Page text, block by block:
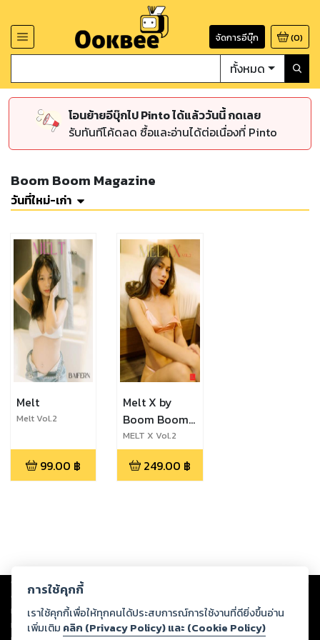
จัดการอีบุ๊ก (0)
ทั้งหมด
โอนย้ายอีบุ๊กไป Pinto ได้แล้ววันนี้ กดเลย
รับทันทีโค้ดลด ซื้อและอ่านได้ต่อเนื่องที่ Pinto
Boom Boom Magazine
วันที่ใหม่-เก่า
Melt
Melt Vol.2
99.00 ฿
Melt X by
Boom Boom
magazine
MELT X Vol.2
Aom
249.00 ฿
Copyright © 2026
ต่อผลงานหรือเนื้อหาใดที่อัปโหลดผ่านเว็บไซต์และปรากฏว่าละเมิดสิทธิใน
ทรัพย์สินทางปัญญาของบุคคลอื่นหรือขัดต่อกฎหมายและศีลธรรม ดังนั้น ผู้อ่าน
ทุกท่านโปรดใช้วิจารณญาณในการกลั่นกรองด้วยตนเอง และหากท่านพบว่าส่วน
การใช้คุกกี้
เราใช้คุกกี้เพื่อให้ทุกคนได้ประสบการณ์การใช้งานที่ดียิ่งขึ้นอ่าน
เพิ่มเติม คลิก (Privacy Policy) และ (Cookie Policy)